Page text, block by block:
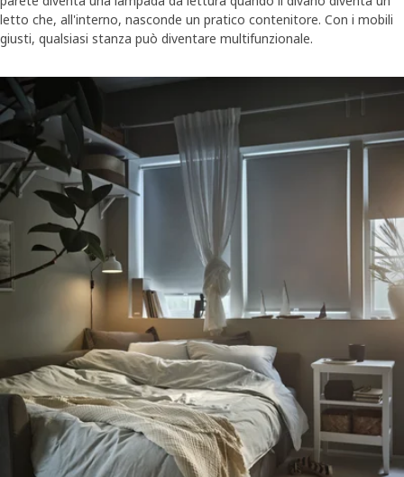
letto che, all'interno, nasconde un pratico contenitore. Con i mobili
giusti, qualsiasi stanza può diventare multifunzionale.